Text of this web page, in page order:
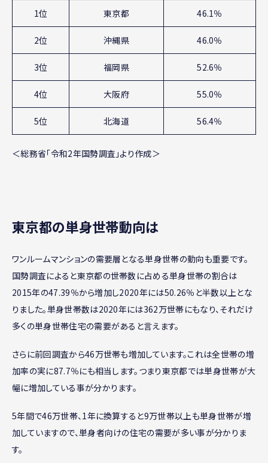
1位 東京都 46.1％
2位 沖縄県 46.0％
3位 福岡県 52.6％
4位 大阪府 55.0％
5位 北海道 56.4％
＜総務省「令和2年国勢調査」より作成＞
東京都の単身世帯動向は
ワンルームマンションの需要層となる単身世帯の動向も重要です。
国勢調査によると東京都の世帯数に占める単身世帯の割合は
2015年の47.39％から増加し2020年には50.26％と半数以上とな
りました。単身世帯数は2020年には362万世帯にもなり、それだけ
多くの単身世帯住宅の需要があると言えます。
さらに前回調査から46万世帯も増加しています。これは全世帯の増
加率の実に87.7％にも相当します。つまり東京都では単身世帯が大
幅に増加している事が分かります。
5年間で46万世帯、1年に換算すると9万世帯以上も単身世帯が増
加していますので、単身者向けの住宅の需要が多い事が分かりま
す。